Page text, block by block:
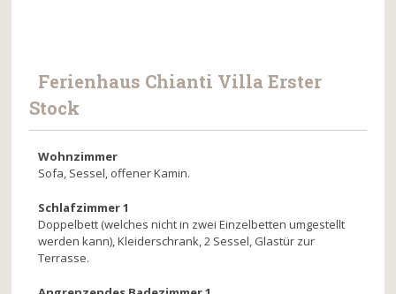
Ferienhaus Chianti Villa Erster
Stock
Wohnzimmer
Sofa, Sessel, offener Kamin.
Schlafzimmer 1
Doppelbett (welches nicht in zwei Einzelbetten umgestellt
werden kann), Kleiderschrank, 2 Sessel, Glastür zur
Terrasse.